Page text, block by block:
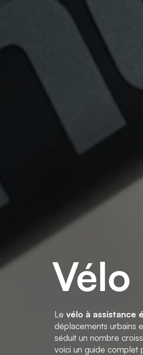
Levélo à assistance
déplacements urbains
séduit un nombre
voici un guide complet